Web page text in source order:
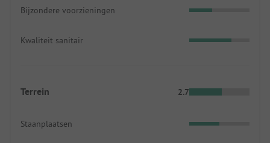
Bijzondere voorzieningen
Kwaliteit sanitair
Terrein 2.7
Staanplaatsen